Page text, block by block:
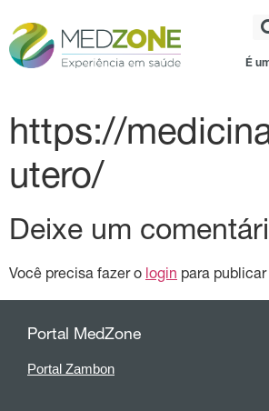
É
https://
utero/
Deixe um
Você precisa fazer o login para
Portal MedZone
Portal Zambon